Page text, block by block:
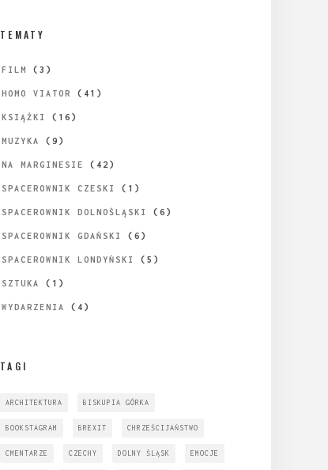
TEMATY
FILM (3)
HOMO VIATOR (41)
KSIĄŻKI (16)
MUZYKA (9)
NA MARGINESIE (42)
SPACEROWNIK CZESKI (1)
SPACEROWNIK DOLNOŚLĄSKI (6)
SPACEROWNIK GDAŃSKI (6)
SPACEROWNIK LONDYŃSKI (5)
SZTUKA (1)
WYDARZENIA (4)
TAGI
ARCHITEKTURA BISKUPIA GÓRKA
BOOKSTAGRAM BREXIT CHRZEŚCIJAŃSTWO
CMENTARZE CZECHY DOLNY ŚLĄSK EMOCJE